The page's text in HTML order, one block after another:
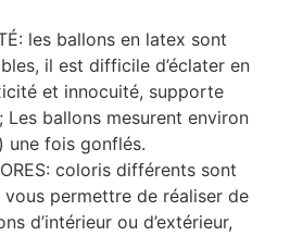
les ballons en latex sont
il est difficile d’éclater en
et innocuité, supporte
Les ballons mesurent environ
une fois gonflés.
coloris différents sont
permettre de réaliser de
d’intérieur ou d’extérieur,